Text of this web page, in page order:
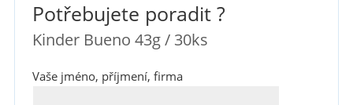
Potřebujete poradit ?
Kinder Bueno 43g / 30ks
Vaše jméno, příjmení, firma